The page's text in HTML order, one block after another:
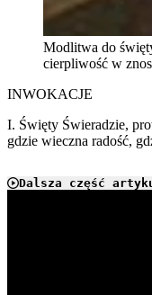
Modlitwa do
cierpliwość w
INWOKACJE
I. Święty Świeradzie,
gdzie wieczna radość,
Dalsza część